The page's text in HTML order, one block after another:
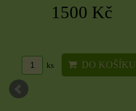
1500 Kč
ks DO KOŠÍKU